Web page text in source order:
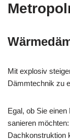
Mit explosiv
Dämmtechnik zu
Egal, ob Sie
sanieren
Dachkonstruktion